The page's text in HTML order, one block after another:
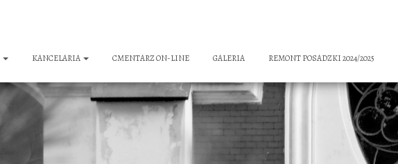
KANCELARIA CMENTARZ ON-LINE GALERIA REMONT POSADZKI 2024/2025